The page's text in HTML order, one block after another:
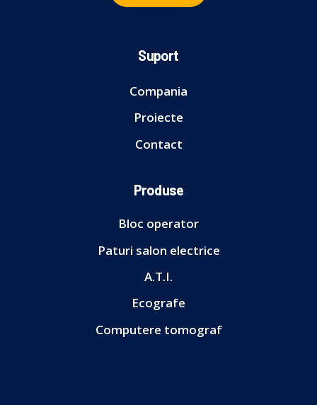
Suport
Compania
Proiecte
Contact
Produse
Bloc operator
Paturi salon electrice
A.T.I.
Ecografe
Computere tomograf